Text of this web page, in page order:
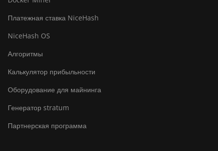
Платежная ставка NiceHash
NiceHash OS
Алгоритмы
Калькулятор прибыльности
Оборудование для майнинга
Генератор stratum
Партнерская программа